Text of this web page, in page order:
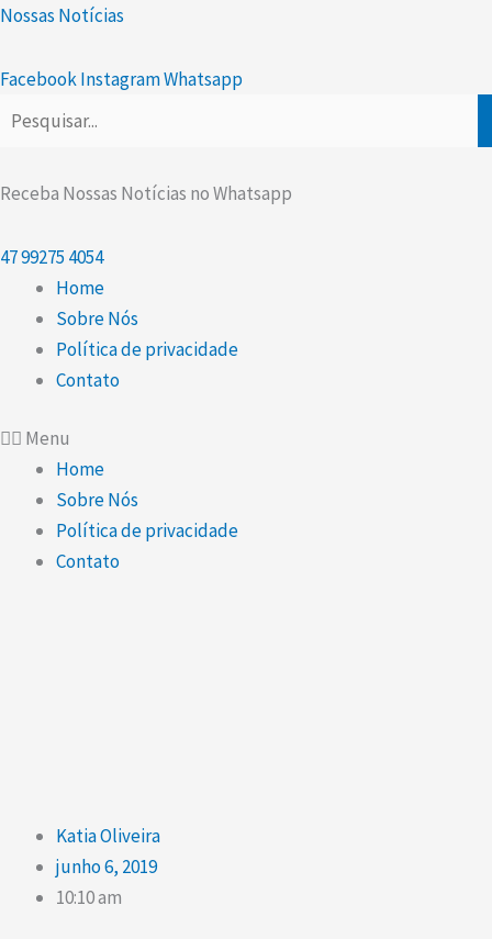
Ir
o
Nossas Notícias
FacebookInstagramWhatsapp
Receba Nossas Notícias no Whatsapp
4799275 4054
Home
Sobre Nós
Política de privacidade
Contato
Menu
Home
Sobre Nós
Política de privacidade
Contato
Katia Oliveira
junho 6, 2019
10:10 am
Scroll